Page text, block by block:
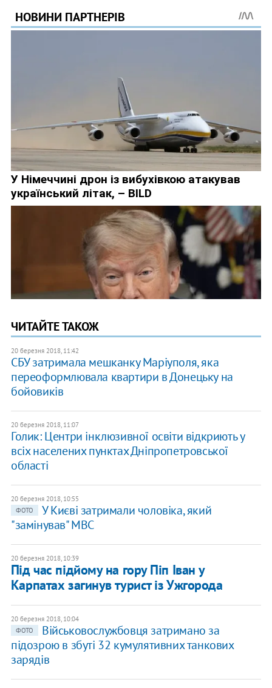
ЧИТАЙТЕ ТАКОЖ
20 березня 2018, 11:42
СБУ затримала мешканку Маріуполя, яка
переоформлювала квартири в Донецьку на
бойовиків
20 березня 2018, 11:07
Голик: Центри інклюзивної освіти відкриють у
всіх населених пунктах Дніпропетровської
області
20 березня 2018, 10:55
ФОТО
У Києві затримали чоловіка, який
"замінував" МВС
20 березня 2018, 10:39
Під час підйому на гору Піп Іван у
Карпатах загинув турист із Ужгорода
20 березня 2018, 10:04
ФОТО
Військовослужбовця затримано за
підозрою в збуті 32 кумулятивних танкових
зарядів